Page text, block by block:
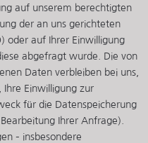
auf unserem berechtigten
der an uns gerichteten
oder auf Ihrer Einwilligung
abgefragt wurde. Die von
Daten verbleiben bei uns,
Ihre Einwilligung zur
für die Datenspeicherung
Ihrer Anfrage).
– insbesondere